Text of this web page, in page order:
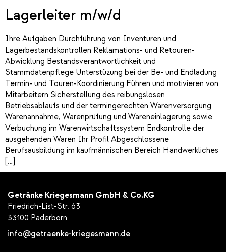
Lagerleiter m/w/d
Ihre Aufgaben Durchführung von Inventuren und
Lagerbestandskontrollen Reklamations- und Retouren-
Abwicklung Bestandsverantwortlichkeit und
Stammdatenpflege Unterstüzung bei der Be- und Endladung
Termin- und Touren-Koordinierung Führen und motivieren von
Mitarbeitern Sicherstellung des reibungslosen
Betriebsablaufs und der termingerechten Warenversorgung
Warenannahme, Warenprüfung und Wareneinlagerung sowie
Verbuchung im Warenwirtschaftssystem Endkontrolle der
ausgehenden Waren Ihr Profil Abgeschlossene
Berufsausbildung im kaufmännischen Bereich Handwerkliches
[…]
Getränke Kriegesmann GmbH & Co.KG
Friedrich-List-Str. 63
33100 Paderborn
info@getraenke-kriegesmann.de